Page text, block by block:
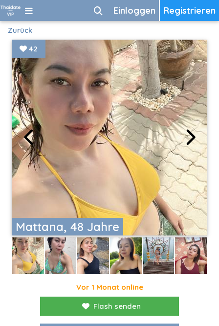
Registrieren
Einloggen
Zurück
Mattana, 48 Jahre
42
Vor 1 Monat online
Flash senden